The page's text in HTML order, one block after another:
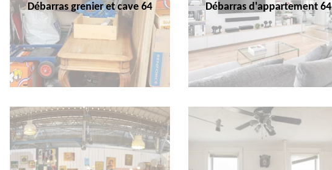
Débarras grenier et cave 64 Débarras d'appartement 64